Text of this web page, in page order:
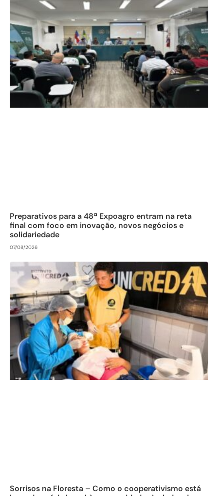
Preparativos para a 48ª Expoagro entram na reta
final com foco em inovação, novos negócios e
solidariedade
07/08/2026
Sorrisos na Floresta – Como o cooperativismo está